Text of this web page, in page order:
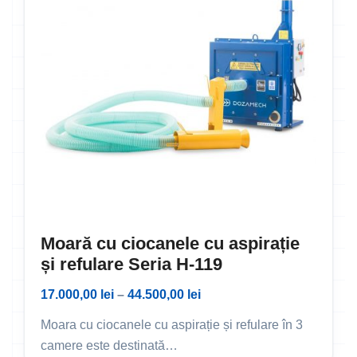
Moară cu ciocanele cu aspirație
și refulare Seria H-119
17.000,00 lei – 44.500,00 lei
Moara cu ciocanele cu aspirație și refulare în 3
camere este destinată…